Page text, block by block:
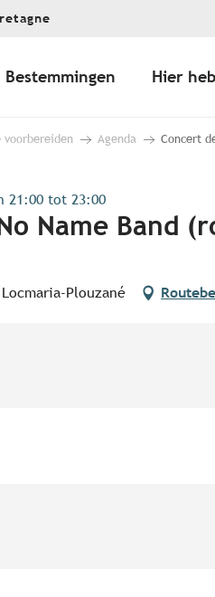
Bestemmingen Hier
Agenda Concert
21:00 tot 23:00
Name Band
Plouzané